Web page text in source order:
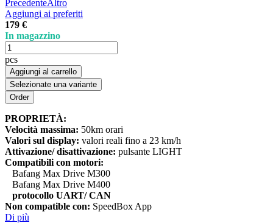
PrecedenteAltro
Aggiungi ai preferiti
179 €
In magazzino
pcs
Aggiungi al carrello
Selezionate una variante
PROPRIETÀ:
Velocità massima: 50km orari
Valori sul display: valori reali fino a 23 km/h
Attivazione/ disattivazione: pulsante LIGHT
Compatibili con motori:
Bafang Max Drive M300
Bafang Max Drive M400
protocollo UART/ CAN
Non compatible con: SpeedBox App
Di più